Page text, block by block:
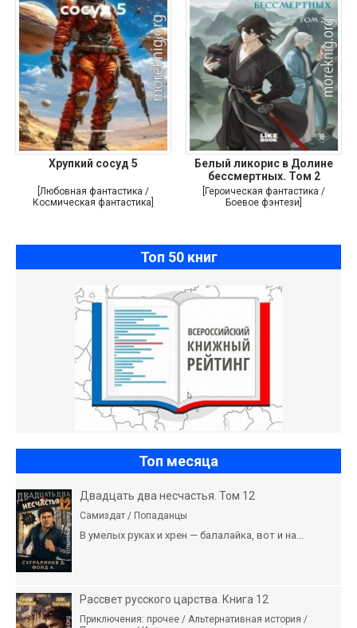
Хрупкий сосуд 5
[Любовная фантастика /
Космическая фантастика]
Белый ликорис в Долине
бессмертных. Том 2
[Героическая фантастика /
Боевое фэнтези]
Топ 50 книг
Топ месяца
Двадцать два несчастья. Том 12
Самиздат / Попаданцы
В умелых руках и хрен — балалайка, вот и на...
Рассвет русского царства. Книга 12
Приключения: прочее / Альтернативная история /